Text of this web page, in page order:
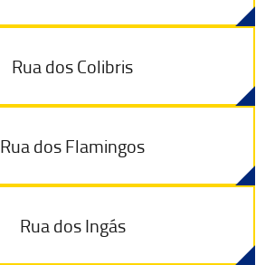
Rua dos Colibris
Rua dos Flamingos
Rua dos Ingás